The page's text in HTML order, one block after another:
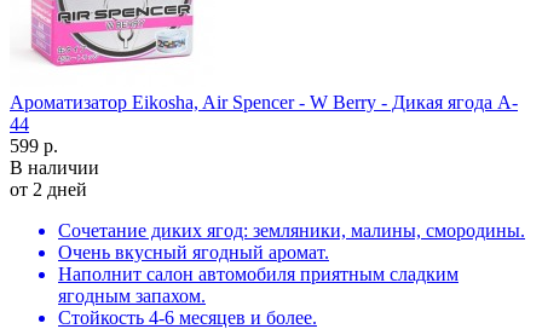
Ароматизатор Eikosha, Air Spencer - W Berry - Дикая ягода A-
44
599 р.
В наличии
от 2 дней
Сочетание диких ягод: земляники, малины, смородины.
Очень вкусный ягодный аромат.
Наполнит салон автомобиля приятным сладким
ягодным запахом.
Стойкость 4-6 месяцев и более.